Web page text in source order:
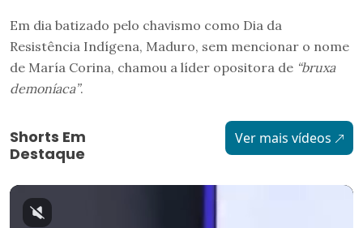
Em dia batizado pelo chavismo como Dia da
Resistência Indígena, Maduro, sem mencionar o nome
de María Corina, chamou a líder opositora de “bruxa
demoníaca”.
Shorts Em
Destaque
Ver mais vídeos